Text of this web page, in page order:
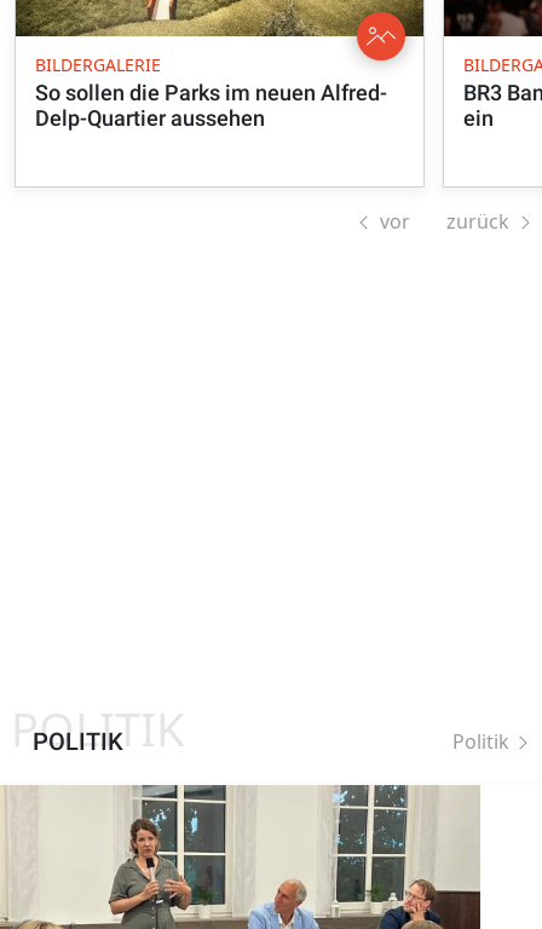
BILDERGALERIE
So sollen die Parks im neuen Alfred-
Delp-Quartier aussehen
BR3
ein
vor zurück
POLITIK
POLITIK Politik